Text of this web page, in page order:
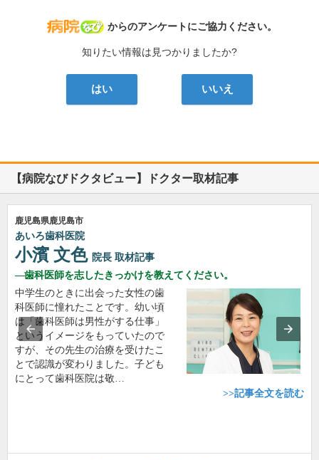
病院なび
からのアンケートにご協力ください。
知りたい情報は見つかりましたか?
はい いいえ
【病院なびドクタビュー】ドクター取材記事
鹿児島県鹿児島市
あいろ歯科医院
小濱 文色 院長 取材記事
歯科医師を志したきっかけを教えてください。
中学生のときに出会った女性の歯
科医師に憧れたことです。幼い頃
は「歯科医師は男性がする仕事」
というイメージをもっていたので
すが、その先生の治療を受けたこ
とで認識が変わりました。子ども
にとって歯科医院は敬…
>>記事全文を読む